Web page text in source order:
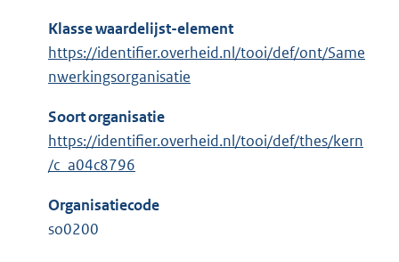
Klasse waardelijst-element
https://identifier.overheid.nl/tooi/def/ont/Same
nwerkingsorganisatie
Soort organisatie
https://identifier.overheid.nl/tooi/def/thes/kern
/c_a04c8796
Organisatiecode
so0200